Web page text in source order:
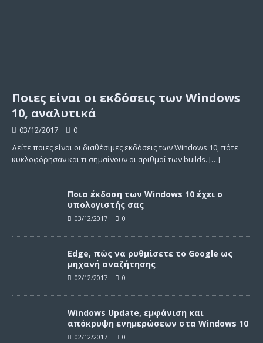
Ποιες είναι οι εκδόσεις των Windows
10, αναλυτικά
03/12/2017
0
Δείτε ποιες είναι οι διαθέσιμες εκδόσεις των Windows 10, πότε
κυκλοφόρησαν και τι σημαίνουν οι αριθμοί των builds. […]
Ποια έκδοση των Windows 10 έχει ο
υπολογιστής σας
03/12/2017 0
Edge, πώς να ρυθμίσετε το Google ως
μηχανή αναζήτησης
02/12/2017 0
Windows Update, εμφάνιση και
απόκρυψη ενημερώσεων στα Windows 10
02/12/2017 0